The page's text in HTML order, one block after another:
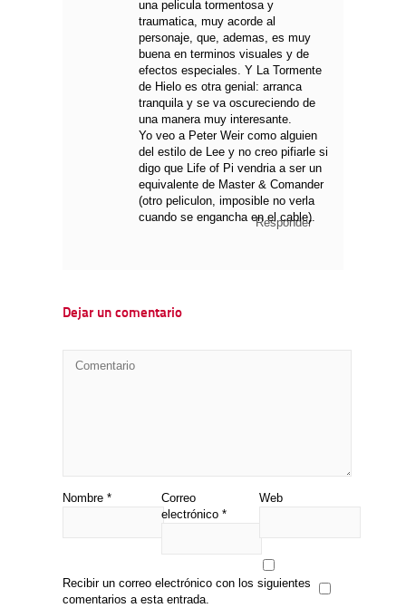
una pelicula tormentosa y
traumatica, muy acorde al
personaje, que, ademas, es muy
buena en terminos visuales y de
efectos especiales. Y La Tormente
de Hielo es otra genial: arranca
tranquila y se va oscureciendo de
una manera muy interesante.
Yo veo a Peter Weir como alguien
del estilo de Lee y no creo pifiarle si
digo que Life of Pi vendria a ser un
equivalente de Master & Comander
(otro peliculon, imposible no verla
cuando se engancha en el cable).
Responder
Dejar un comentario
Nombre *
Correo
electrónico *
Web
Recibir un correo electrónico con los siguientes
comentarios a esta entrada.